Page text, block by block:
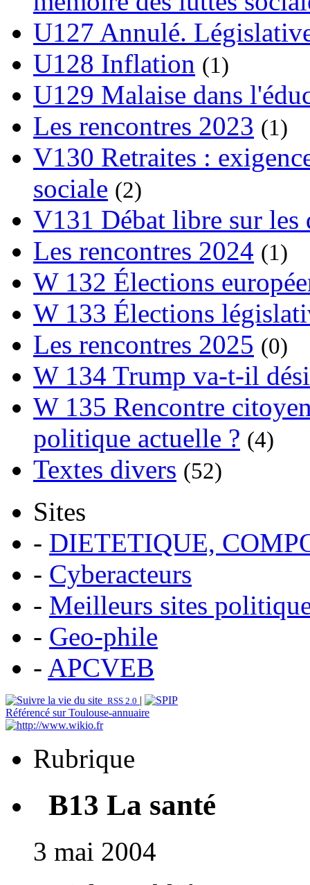
U127 Annulé.
U128 Inflation (1)
U129 Malaise dans
Les rencontres 2023 (1)
V130 Retraites :
sociale (2)
V131 Débat libre sur les
Les rencontres 2024 (1)
W 132 Élections
W 133 Élections
Les rencontres 2025 (0)
W 134 Trump va-t-il
W 135 Rencontre
politique actuelle ? (4)
Textes divers (52)
Sites
- DIETETIQUE,
- Cyberacteurs
- Meilleurs sites
- Geo-phile
- APCVEB
RSS 2.0 |
Référencé sur Toulouse-annuaire
Rubrique
B13 La santé
3 mai 2004